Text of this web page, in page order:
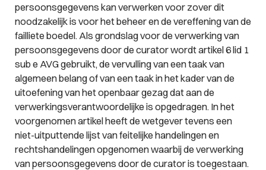
persoonsgegevens kan verwerken voor zover dit
noodzakelijk is voor het beheer en de vereffening van de
failliete boedel. Als grondslag voor de verwerking van
persoonsgegevens door de curator wordt artikel 6 lid 1
sub e AVG gebruikt, de vervulling van een taak van
algemeen belang of van een taak in het kader van de
uitoefening van het openbaar gezag dat aan de
verwerkingsverantwoordelijke is opgedragen. In het
voorgenomen artikel heeft de wetgever tevens een
niet-uitputtende lijst van feitelijke handelingen en
rechtshandelingen opgenomen waarbij de verwerking
van persoonsgegevens door de curator is toegestaan.